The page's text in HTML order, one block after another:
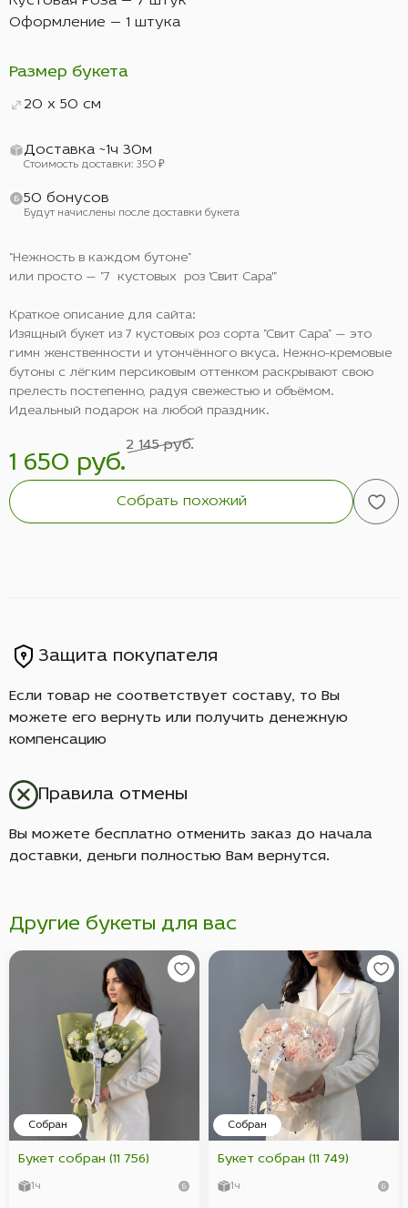
Оформление — 1 штука
Размер букета
20 x 50 см
Доставка ~1ч 30м
Стоимость доставки: 350 ₽
50 бонусов
Будут начислены после доставки букета
"Нежность в каждом бутоне"
или просто — "7 кустовых роз 'Свит Сара'"
Краткое описание для сайта:
Изящный букет из 7 кустовых роз сорта "Свит Сара" — это
гимн женственности и утончённого вкуса. Нежно-кремовые
бутоны с лёгким персиковым оттенком раскрывают свою
прелесть постепенно, радуя свежестью и объёмом.
Идеальный подарок на любой праздник.
1 650 руб.
2 145 руб.
Собрать похожий
Защита покупателя
Если товар не соответствует составу, то Вы
можете его вернуть или получить денежную
компенсацию
Правила отмены
Вы можете бесплатно отменить заказ до начала
доставки, деньги полностью Вам вернутся.
Другие букеты для вас
Собран
Букет собран (11 756)
1ч
Собран
Букет собран (11 749)
1ч